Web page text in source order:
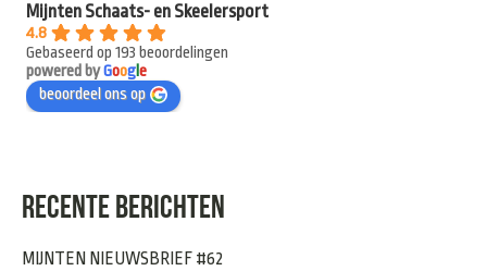
Mijnten Schaats- en Skeelersport
4.8
Gebaseerd op 193 beoordelingen
powered byGooge
beoordeel ons op
RECENTE BERICHTEN
MIJNTEN NIEUWSBRIEF #62